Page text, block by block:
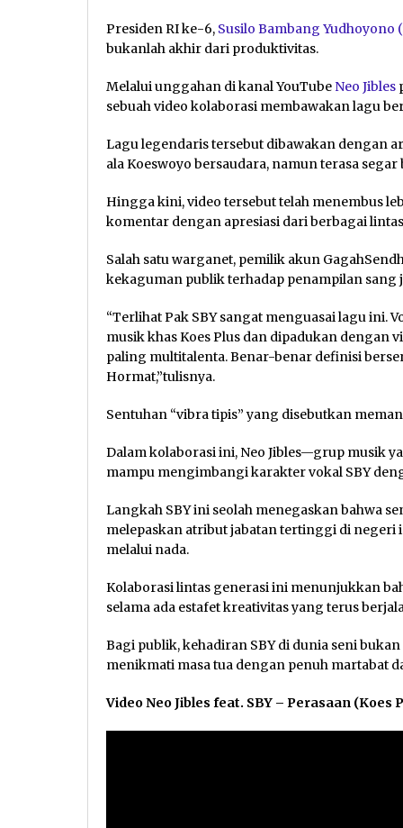
Presiden RI ke-6, Susilo Bambang Yudhoyono
bukanlah akhir dari produktivitas.
Melalui unggahan di kanal YouTube Neo Jibles
sebuah video kolaborasi membawakan lagu
Lagu legendaris tersebut dibawakan dengan
ala Koeswoyo bersaudara, namun terasa
Hingga kini, video tersebut telah menembus
komentar dengan apresiasi dari berbagai
Salah satu warganet, pemilik akun
kekaguman publik terhadap penampilan
“Terlihat Pak SBY sangat menguasai lagu ini.
musik khas Koes Plus dan dipadukan dengan
paling multitalenta. Benar-benar definisi
Hormat,”tulisnya.
Sentuhan “vibra tipis” yang disebutkan
Dalam kolaborasi ini, Neo Jibles—grup musik
mampu mengimbangi karakter vokal SBY
Langkah SBY ini seolah menegaskan bahwa
melepaskan atribut jabatan tertinggi di negeri
melalui nada.
Kolaborasi lintas generasi ini menunjukkan
selama ada estafet kreativitas yang terus
Bagi publik, kehadiran SBY di dunia seni
menikmati masa tua dengan penuh martabat
Video Neo Jibles feat. SBY – Perasaan (Koes